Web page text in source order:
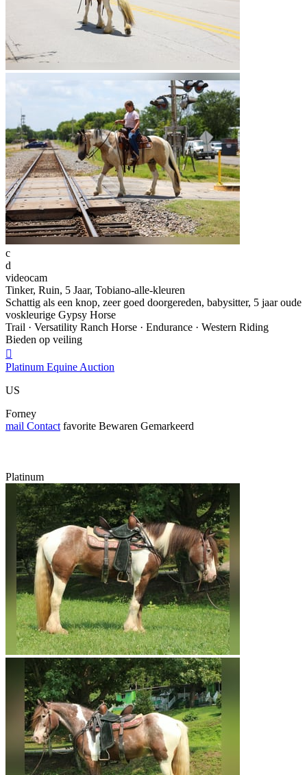
c
d
videocam
Tinker, Ruin, 5 Jaar, Tobiano-alle-kleuren
Schattig als een knop, zeer goed doorgereden, babysitter, 5 jaar oude
voskleurige Gypsy Horse
Trail · Versatility Ranch Horse · Endurance · Western Riding
Bieden op veiling

Platinum Equine Auction
US
Forney
mail Contact favorite Bewaren Gemarkeerd
Platinum